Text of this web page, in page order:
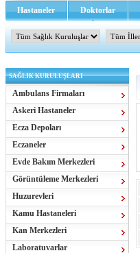
Hastaneler Doktorlar
Sağlık TV - Video İletişim
SAĞLIK KURULUŞLARI
Ambulans Firmaları
Askeri Hastaneler
Ecza Depoları
Eczaneler
Evde Bakım Merkezleri
Görüntüleme Merkezleri
Huzurevleri
Kamu Hastaneleri
Kan Merkezleri
Laboratuvarlar